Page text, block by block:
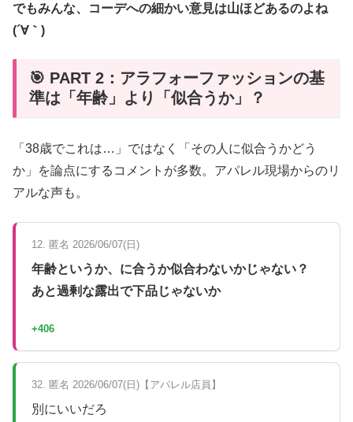
でもみんな、コーデへの細かい意見は山ほどあるのよね
(´∀｀)
🎯 PART 2：アラフォーファッションの基
準は「年齢」より「似合うか」？
「38歳でこれは…」ではなく「その人に似合うかどう
か」を論点にするコメントが多数。アパレル現場からのリ
アルな声も。
12. 匿名 2026/06/07(日)
年齢というか、に合うか似合わないかじゃない？
あと過剰な露出で下品じゃないか
+406
32. 匿名 2026/06/07(日)【アパレル店員】
別にいいだろ